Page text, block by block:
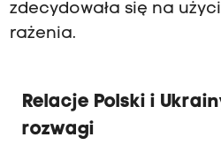
zdecydowała się na
rażenia.
Relacje Polski i
rozwagi